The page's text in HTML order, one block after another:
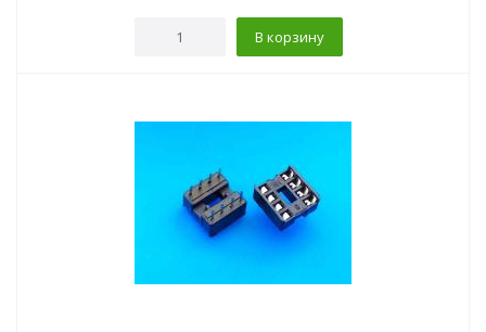
В корзину